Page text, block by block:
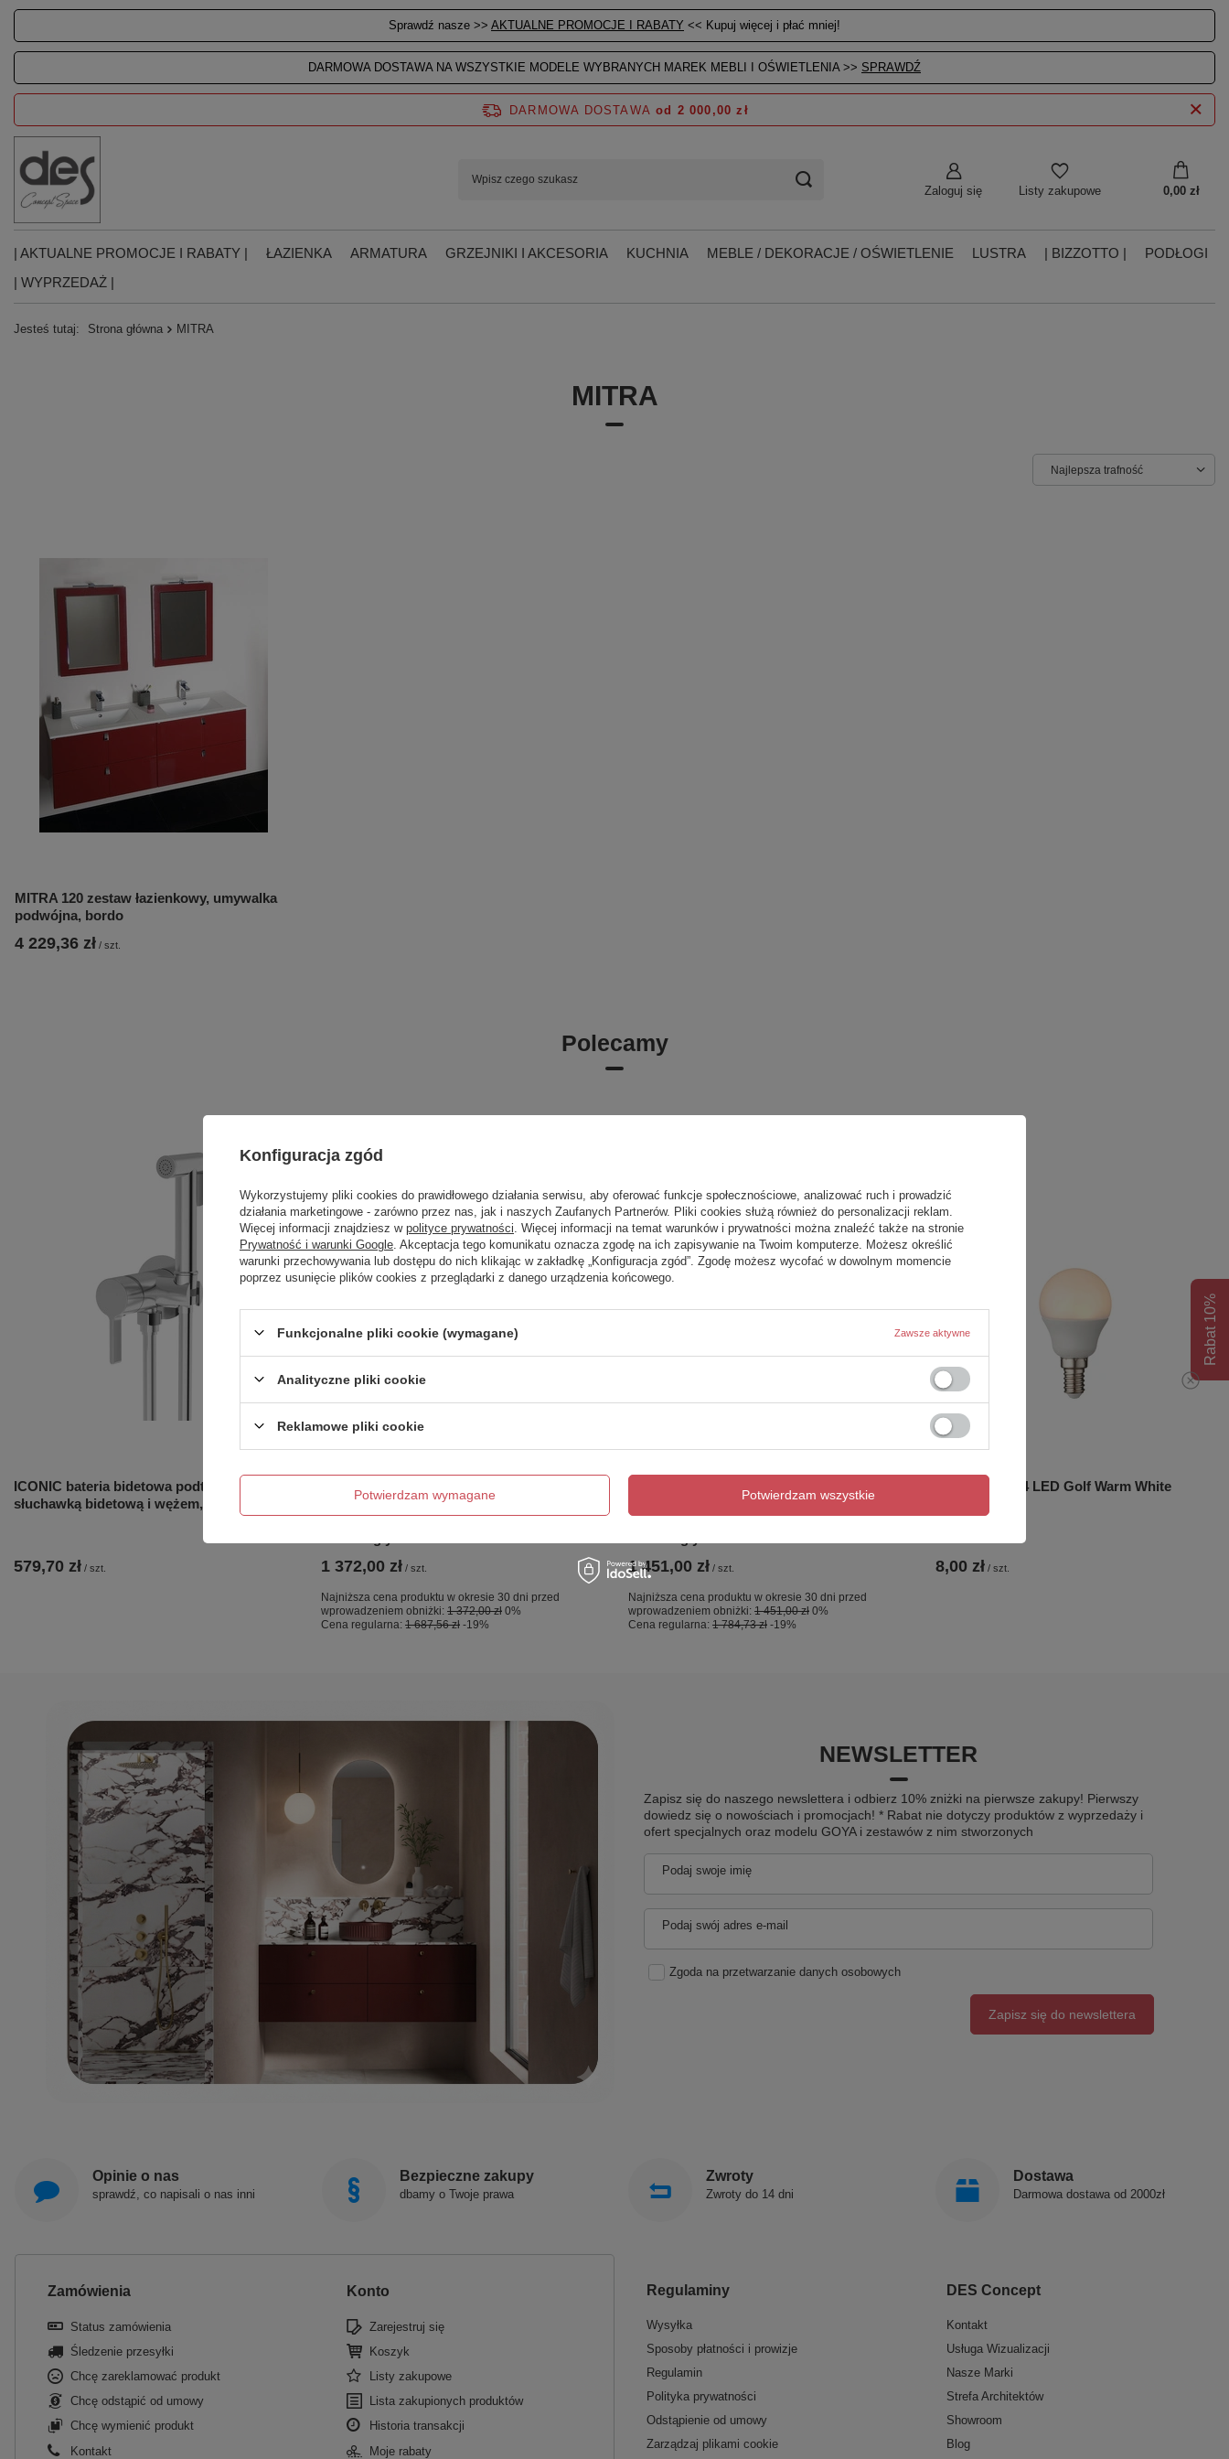
Sprawdź nasze >> AKTUALNE PROMOCJE I RABATY << Kupuj więcej i płać mniej!
DARMOWA DOSTAWA NA WSZYSTKIE MODELE WYBRANYCH MAREK MEBLI I OŚWIETLENIA >> SPRAWDŹ
Zaloguj się Listy zakupowe 0,00 zł
DARMOWA DOSTAWA od 2 000,00 zł
| AKTUALNE PROMOCJE I RABATY | ŁAZIENKA ARMATURA GRZEJNIKI I AKCESORIA KUCHNIA MEBLE / DEKORACJE / OŚWIETLENIE LUSTRA | BIZZOTTO |
PODŁOGI
| WYPRZEDAŻ |
Jesteś tutaj: Strona główna MITRA
MITRA
Najlepsza trafność
MITRA 120 zestaw łazienkowy, umywalka
podwójna, bordo
4 229,36 zł / szt.
Polecamy
ICONIC bateria bidetowa podtynkowa ze
słuchawką bidetową i wężem, chrom
579,70 zł / szt.
OKAZJA
GUNMETAL BRUSHED stały U 50x140
szkło czyste 8mm Active Shield 2.0 - wsp.
1 372,00 zł / szt.
Najniższa cena produktu w okresie 30 dni przed
wprowadzeniem obniżki: 1 372,00 zł 0%
Cena regularna: 1 687,56 zł -19%
OKAZJA
GUNMETAL BRUSHED stały U 60x140
szkło czyste 8mm Active Shield 2.0 - wsp.
1 451,00 zł / szt.
Najniższa cena produktu w okresie 30 dni przed
wprowadzeniem obniżki: 1 451,00 zł 0%
Cena regularna: 1 784,73 zł -19%
Essentials E14 LED Golf Warm White
8,00 zł / szt.
NEWSLETTER
Zapisz się do naszego newslettera i odbierz 10% zniżki na pierwsze zakupy! Pierwszy
dowiedz się o nowościach i promocjach! * Rabat nie dotyczy produktów z wyprzedaży i
ofert specjalnych oraz modelu GOYA i zestawów z nim stworzonych
Podaj swoje imię
Podaj swój adres e-mail
Zgoda na przetwarzanie danych osobowych
Zapisz się do newslettera
Opinie o nas
sprawdź, co napisali o nas inni
Bezpieczne zakupy
dbamy o Twoje prawa
Zwroty
Zwroty do 14 dni
Dostawa
Darmowa dostawa od 2000zł
Zamówienia
Status zamówienia
Śledzenie przesyłki
Chcę zareklamować produkt
Chcę odstąpić od umowy
Chcę wymienić produkt
Kontakt
Konto
Zarejestruj się
Koszyk
Listy zakupowe
Lista zakupionych produktów
Historia transakcji
Moje rabaty
Regulaminy
Wysyłka
Sposoby płatności i prowizje
Regulamin
Polityka prywatności
Odstąpienie od umowy
Zarządzaj plikami cookie
DES Concept
Kontakt
Usługa Wizualizacji
Nasze Marki
Strefa Architektów
Showroom
Blog
Rabat 10%
Konfiguracja zgód
Wykorzystujemy pliki cookies do prawidłowego działania serwisu, aby oferować funkcje społecznościowe, analizować ruch i prowadzić
działania marketingowe - zarówno przez nas, jak i naszych Zaufanych Partnerów. Pliki cookies służą również do personalizacji reklam.
Więcej informacji znajdziesz w polityce prywatności . Więcej informacji na temat warunków i prywatności można znaleźć także na stronie
Prywatność i warunki Google . Akceptacja tego komunikatu oznacza zgodę na ich zapisywanie na Twoim komputerze. Możesz określić
warunki przechowywania lub dostępu do nich klikając w zakładkę „Konfiguracja zgód”. Zgodę możesz wycofać w dowolnym momencie
poprzez usunięcie plików cookies z przeglądarki z danego urządzenia końcowego.
Funkcjonalne pliki cookie (wymagane) Zawsze aktywne
Analityczne pliki cookie
Reklamowe pliki cookie
Potwierdzam wymagane Potwierdzam wszystkie